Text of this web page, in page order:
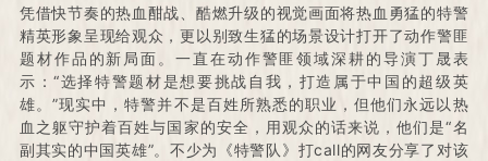
凭借快节奏的热血酣战、酷燃升级的视觉画面将热血勇猛的特警
精英形象呈现给观众，更以别致生猛的场景设计打开了动作警匪
题材作品的新局面。一直在动作警匪领域深耕的导演丁晟表
示：“选择特警题材是想要挑战自我，打造属于中国的超级英
雄。”现实中，特警并不是百姓所熟悉的职业，但他们永远以热
血之躯守护着百姓与国家的安全，用观众的话来说，他们是“名
副其实的中国英雄”。 不少为《特警队》打call的网友分享了对该